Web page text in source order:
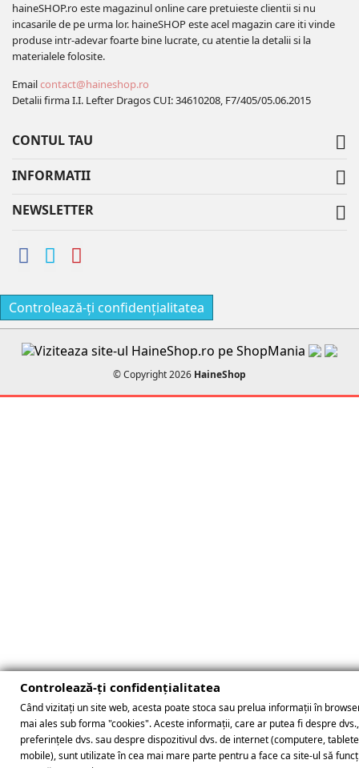
haineSHOP.ro este magazinul online care pretuieste clientii si nu
incasarile de pe urma lor. haineSHOP este acel magazin care iti vinde
produse intr-adevar foarte bine lucrate, cu atentie la detalii si la
materialele folosite.
Emailcontact@haineshop.ro
Detalii firma I.I. Lefter Dragos CUI: 34610208, F7/405/05.06.2015
CONTUL TAU 
INFORMATII 
NEWSLETTER 
Controlează-ți confidențialitatea
© Copyright 2026 HaineShop
Controlează-ți confidențialitatea
Când vizitați un site web, acesta poate stoca sau prelua informații în
mai ales sub forma "cookies". Aceste informații, care ar putea fi despre
preferințele dvs. sau despre dispozitivul dvs. de internet (computere,
mobile), sunt utilizate în cea mai mare parte pentru a face ca site-ul să